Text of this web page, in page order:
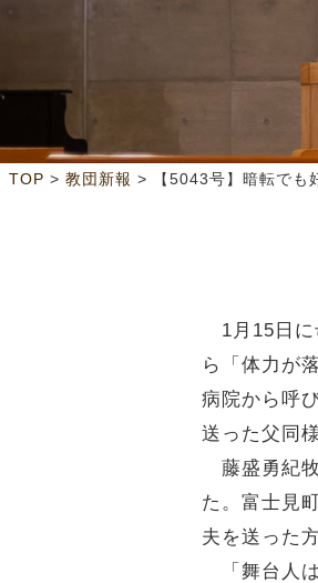
TOP > 教団新報 > 【5043号】暗転でも
1月15日に
ら「体力が
病院から呼
送った父同
藤盛勇紀牧
た。富士見
夫を送った
「舞台人は